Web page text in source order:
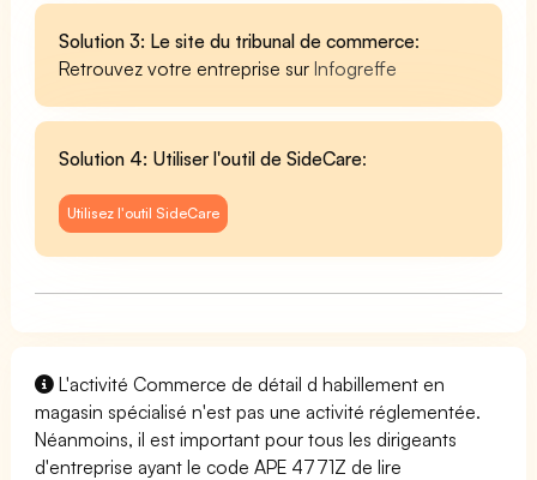
Solution 3: Le site du tribunal de commerce:
Retrouvez votre entreprise surInfogreffe
Solution 4: Utiliser l'outil de SideCare:
Utilisez l'outil SideCare
L'activité Commerce de détail d habillement en
magasin spécialisé n'est pas une activité réglementée.
Néanmoins, il est important pour tous les dirigeants
d'entreprise ayant le code APE 4771Z de lire